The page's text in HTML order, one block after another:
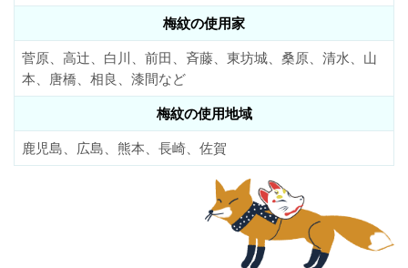
梅紋の使用家
菅原、高辻、白川、前田、斉藤、東坊城、桑原、清水、山
本、唐橋、相良、漆間など
梅紋の使用地域
鹿児島、広島、熊本、長崎、佐賀